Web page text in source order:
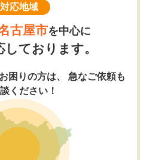
対応地域
古屋市を中心に
ております。
困りの方は、 急なご依頼も
ください！